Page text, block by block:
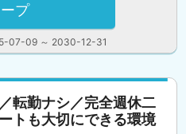
07-09 ～ 2030-12-31
プ
転勤ナシ／完全週休二
トも大切にできる環境